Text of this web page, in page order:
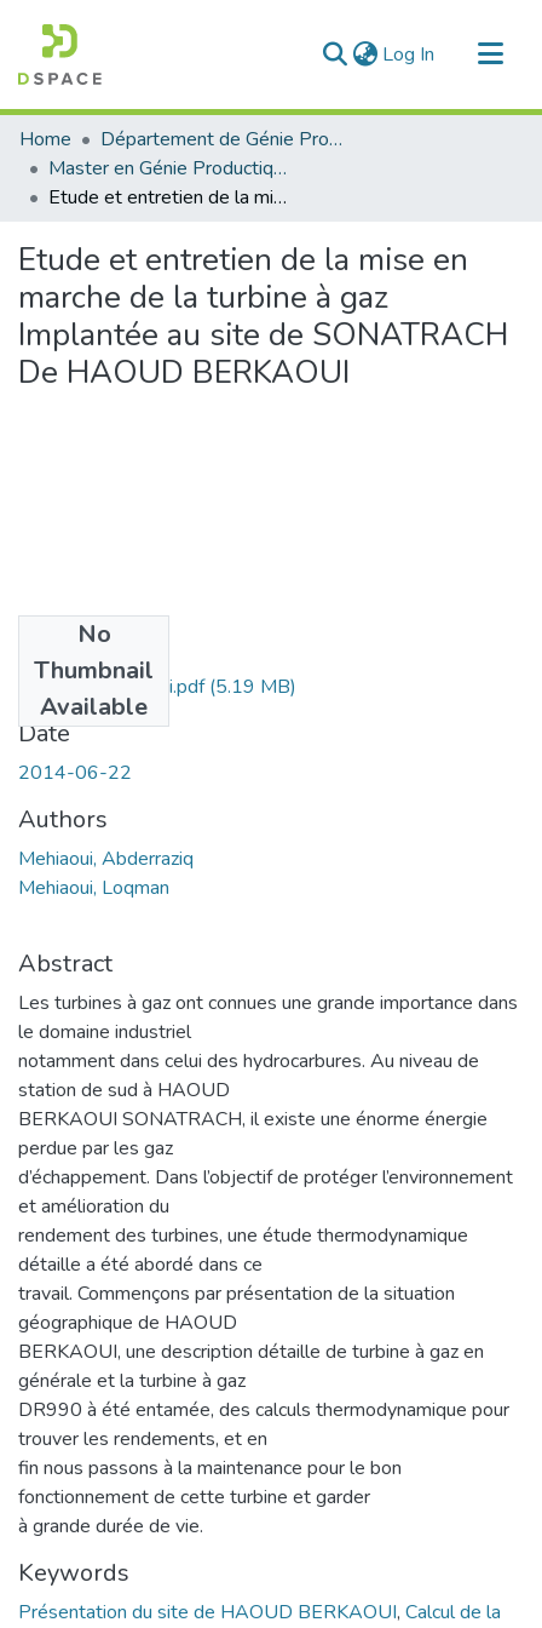
Log In (current)
Communities & Collections
All of DSpace
Statistics
Home
Département de Génie Productique
Master en Génie Productique
Etude et entretien de la mise en marche de la turbine à gaz Implantée au site de SONATRACH De HAOUD BERKAOUI
Etude et entretien de la mise en
marche de la turbine à gaz
Implantée au site de SONATRACH
De HAOUD BERKAOUI
No
Thumbnail
Available
Mast.GM.Mehiaoui.pdf(5.19 MB)
Date
2014-06-22
Authors
Mehiaoui, Abderraziq
Mehiaoui, Loqman
Abstract
Les turbines à gaz ont connues une grande importance dans
le domaine industriel
notamment dans celui des hydrocarbures. Au niveau de
station de sud à HAOUD
BERKAOUI SONATRACH, il existe une énorme énergie
perdue par les gaz
d’échappement. Dans l’objectif de protéger l’environnement
et amélioration du
rendement des turbines, une étude thermodynamique
détaille a été abordé dans ce
travail. Commençons par présentation de la situation
géographique de HAOUD
BERKAOUI, une description détaille de turbine à gaz en
générale et la turbine à gaz
DR990 à été entamée, des calculs thermodynamique pour
trouver les rendements, et en
fin nous passons à la maintenance pour le bon
fonctionnement de cette turbine et garder
à grande durée de vie.
Keywords
Présentation du site de HAOUD BERKAOUI, Calcul de la